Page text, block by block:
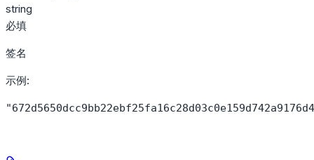
string
必填
签名
示例: